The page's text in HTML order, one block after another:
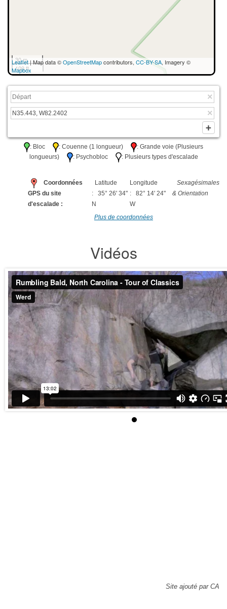
30 m
100 ft
Leaflet| Map data ©OpenStreetMapcontributors, CC-BY-SA, Imagery ©
Mapbox
: Bloc : Couenne (1 longueur)
: Grande voie (Plusieurs
longueurs)
: Psychobloc : Plusieurs types d'escalade
Coordonnées
GPS du site
d'escalade :
Latitude
: 35° 26' 34"
N
Longitude
: 82° 14' 24"
W
Sexagésimales
& Orientation
Plus de coordonnées
Vidéos
Site ajouté par CA